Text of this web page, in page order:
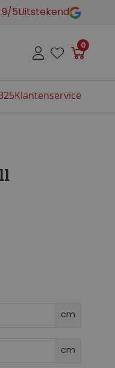
5Uitstekend
0
Klantenservice
cm
cm